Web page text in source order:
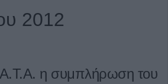
2012
η συμπλήρωση του